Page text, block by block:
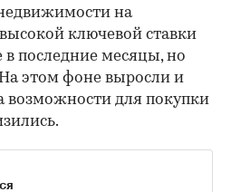
на
ключевой ставки
последние месяцы, но
этом фоне выросли и
возможности для покупки